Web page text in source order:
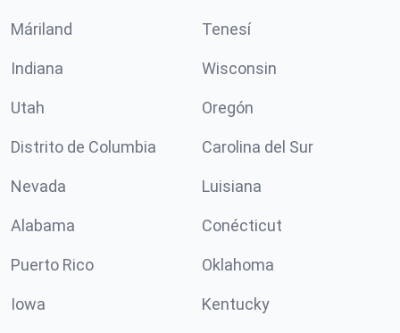
Máriland Tenesí
Indiana Wisconsin
Utah Oregón
Distrito de Columbia Carolina del Sur
Nevada Luisiana
Alabama Conécticut
Puerto Rico Oklahoma
Iowa Kentucky